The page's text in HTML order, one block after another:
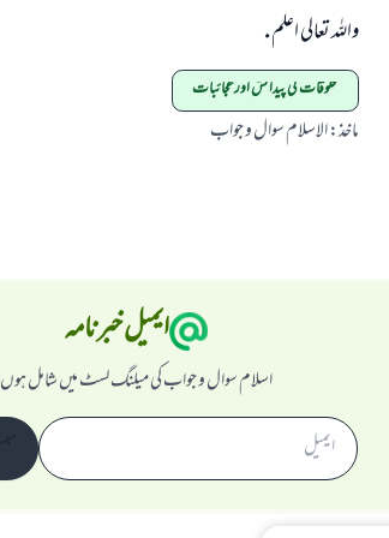
واللہ تعالی اعلم .
مخلوقات کی پیدائش اورعجائبات
ماخذ:الاسلام سوال و جواب
ایمیل خبرنامہ
اسلام سوال و جواب کی میلنگ لسٹ میں شامل ہوں